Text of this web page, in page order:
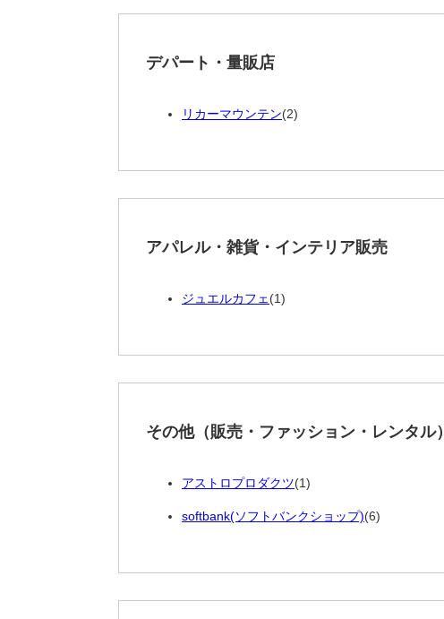
デパート・量販店
リカーマウンテン(2)
アパレル・雑貨・インテリア販売
ジュエルカフェ (1)
その他（販売・ファッション・レンタル）
アストロプロダクツ(1)
softbank(ソフトバンクショップ)(6)